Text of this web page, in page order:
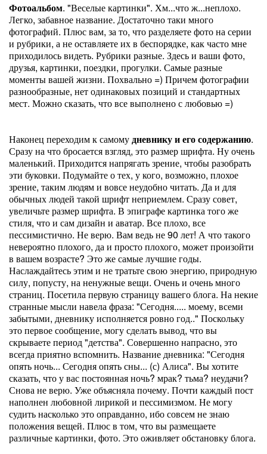
Фотоальбом. "Веселые картинки". Хм...что ж...неплохо.
Легко, забавное название. Достаточно таки много
фотографий. Плюс вам, за то, что разделяете фото на серии
и рубрики, а не оставляете их в беспорядке, как часто мне
приходилось видеть. Рубрики разные. Здесь и ваши фото,
друзья, картинки, поездки, прогулки. Самые разные
моменты вашей жизни. Похвально =) Причем фотографии
разнообразные, нет одинаковых позиций и стандартных
мест. Можно сказать, что все выполнено с любовью =)
Наконец переходим к самомудневнику и его содержанию.
Сразу на что бросается взгляд, это размер шрифта. Ну очень
маленький. Приходится напрягать зрение, чтобы разобрать
эти буковки. Подумайте о тех, у кого, возможно, плохое
зрение, таким людям и вовсе неудобно читать. Да и для
обычных людей такой шрифт неприемлем. Сразу совет,
увеличьте размер шрифта. В эпиграфе картинка того же
стиля, что и сам дизайн и аватар. Все плохо, все
пессимистично. Не верю. Вам ведь не 90 лет! А что такого
невероятно плохого, да и просто плохого, может произойти
в вашем возрасте? Это же самые лучшие годы.
Наслаждайтесь этим и не тратьте свою энергию, природную
силу, попусту, на ненужные вещи. Очень и очень много
страниц. Посетила первую страницу вашего блога. На некие
странные мысли навела фраза: "Сегодня..... моему, всеми
забытыми, дневнику исполняется ровно год.." Поскольку
это первое сообщение, могу сделать вывод, что вы
скрываете период "детства". Совершенно напрасно, это
всегда приятно вспомнить. Название дневника: "Сегодня
опять ночь... Сегодня опять сны... (с) Алиса". Вы хотите
сказать, что у вас постоянная ночь? мрак? тьма? неудачи?
Снова не верю. Уже объясняла почему. Почти каждый пост
наполнен любовной лирикой и пессимизмом. Не могу
судить насколько это оправданно, ибо совсем не знаю
положения вещей. Плюс в том, что вы размещаете
различные картинки, фото. Это оживляет обстановку блога.